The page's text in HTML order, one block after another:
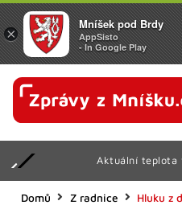
Aktuální teplota
Domů Z radnice Hluku z
×
Mníšek pod Brdy
AppSisto
- In Google Play